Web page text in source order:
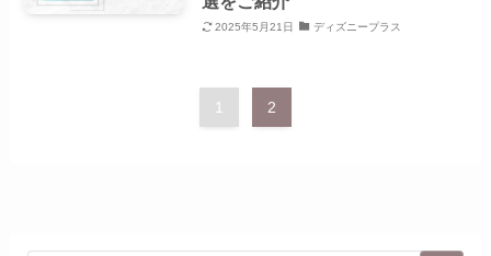
2025年5月21日 ディズニープラス
1 2